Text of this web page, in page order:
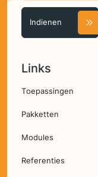
Links
Toepassingen
Pakketten
Modules
Referenties